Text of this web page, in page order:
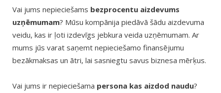
Vai jums nepieciešams bezprocentu aizdevums
uzņēmumam? Mūsu kompānija piedāvā šādu aizdevuma
veidu, kas ir ļoti izdevīgs jebkura veida uzņēmumam. Ar
mums jūs varat saņemt nepieciešamo finansējumu
bezākmaksas un ātri, lai sasniegtu savus biznesa mērķus.
Vai jums ir nepieciešama persona kas aizdod naudu?